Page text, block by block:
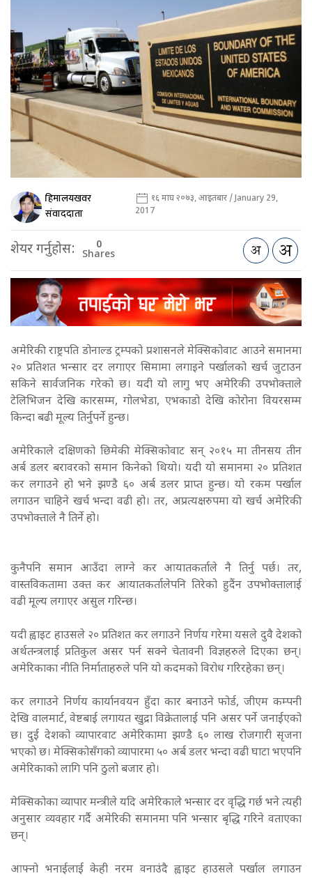
हिमालयखवर
संवाददाता
१६ माघ २०७३, आइतबार / January 29,
2017
शेयर गर्नुहोस: 0
Shares
अमेरिकी राष्ट्रपति डोनाल्ड ट्रम्पको प्रशासनले मेक्सिकोवाट आउने समानमा
२० प्रतिशत भन्सार दर लगाएर सिमामा लगाइने पर्खालको खर्च जुटाउन
सकिने सार्वजनिक गरेको छ। यदी यो लागु भए अमेरिकी उपभोक्ताले
टेलिभिजन देखि कारसम्म, गोलभेडा, एभकाडो देखि कोरोना वियरसम्म
किन्दा बढी मूल्य तिर्नुपर्ने हुन्छ।
अमेरिकाले दक्षिणको छिमेकी मेक्सिकोवाट सन् २०१५ मा तीनसय तीन
अर्ब डलर बरावरको समान किनेको थियो। यदी यो समानमा २० प्रतिशत
कर लगाउने हो भने झण्डै ६० अर्ब डलर प्राप्त हुन्छ। यो रकम पर्खाल
लगाउन चाहिने खर्च भन्दा वढी हो। तर, अप्रत्यक्षरुपमा यो खर्च अमेरिकी
उपभोक्ताले नै तिर्ने हो।
कुनैपनि समान आउँदा लाग्ने कर आयातकर्ताले नै तिर्नु पर्छ। तर,
वास्तविकतामा उक्त कर आयातकर्तालेपनि तिरेको हुदैंन उपभोक्तालाई
वढी मूल्य लगाएर असुल गरिन्छ।
यदी ह्वाइट हाउसले २० प्रतिशत कर लगाउने निर्णय गरेमा यसले दुवै देशको
अर्थतन्त्रलाई प्रतिकुल असर पर्न सक्ने चेतावनी विज्ञहरुले दिएका छन्।
अमेरिकाका नीति निर्माताहरुले पनि यो कदमको विरोध गरिरहेका छन्।
कर लगाउने निर्णय कार्यानवयन हुँदा कार बनाउने फोर्ड, जीएम कम्पनी
देखि वालमार्ट, वेष्टबाई लगायत खुद्रा विक्रेतालाई पनि असर पर्ने जनाईएको
छ। दुई देशको व्यापारवाट अमेरिकामा झण्डै ६० लाख रोजगारी सृजना
भएको छ। मेक्सिकोसँगको व्यापारमा ५० अर्ब डलर भन्दा वढी घाटा भएपनि
अमेरिकाको लागि पनि ठुलो बजार हो।
मेक्सिकोका व्यापार मन्त्रीले यदि अमेरिकाले भन्सार दर वृद्धि गर्छ भने त्यही
अनुसार व्यवहार गर्दै अमेरिकी समानमा पनि भन्सार बृद्धि गरिने वताएका
छन्।
आफ्नो भनाईलाई केही नरम वनाउंदै ह्वाइट हाउसले पर्खाल लगाउन